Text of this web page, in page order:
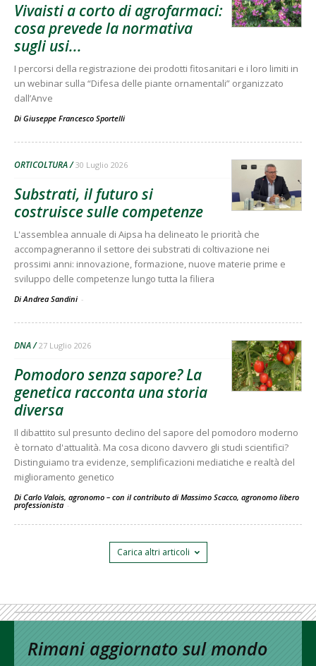
Vivaisti a corto di agrofarmaci:
cosa prevede la normativa
sugli usi...
I percorsi della registrazione dei prodotti fitosanitari e i loro limiti in
un webinar sulla “Difesa delle piante ornamentali” organizzato
dall’Anve
Di Giuseppe Francesco Sportelli
ORTICOLTURA 30 Luglio 2026
Substrati, il futuro si
costruisce sulle competenze
L'assemblea annuale di Aipsa ha delineato le priorità che
accompagneranno il settore dei substrati di coltivazione nei
prossimi anni: innovazione, formazione, nuove materie prime e
sviluppo delle competenze lungo tutta la filiera
Di Andrea Sandini -
DNA 27 Luglio 2026
Pomodoro senza sapore? La
genetica racconta una storia
diversa
Il dibattito sul presunto declino del sapore del pomodoro moderno
è tornato d'attualità. Ma cosa dicono davvero gli studi scientifici?
Distinguiamo tra evidenze, semplificazioni mediatiche e realtà del
miglioramento genetico
Di Carlo Valois, agronomo – con il contributo di Massimo Scacco, agronomo libero
professionista -
Carica altri articoli
Rimani aggiornato sul mondo